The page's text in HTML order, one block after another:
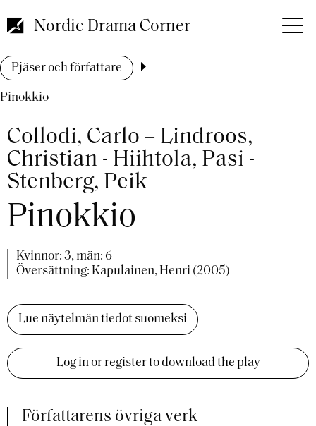
till
huvudinnehåll
Nordic Drama Corner
Länkstig
Pjäser och författare
Pinokkio
Collodi, Carlo – Lindroos,
Christian - Hiihtola, Pasi -
Stenberg, Peik
Pinokkio
Kvinnor: 3, män: 6
Översättning: Kapulainen, Henri (2005)
Lue näytelmän tiedot suomeksi
Log in or register to download the play
Författarens övriga verk